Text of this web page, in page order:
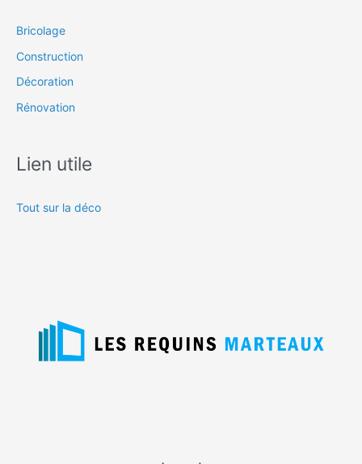
Bricolage
Construction
Décoration
Rénovation
Lien utile
Tout sur la déco